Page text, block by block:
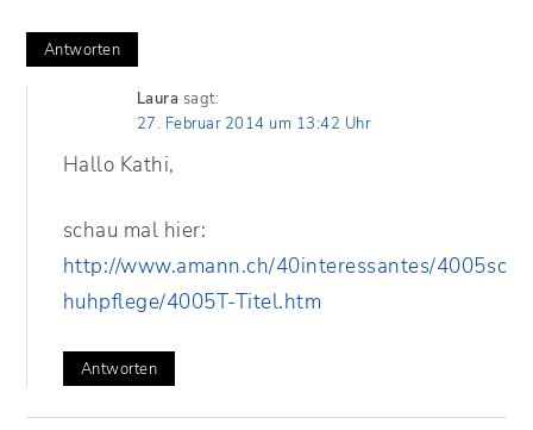
Antworten
Laura sagt:
27. Februar 2014 um 13:42 Uhr
Hallo Kathi,
schau mal hier:
http://www.amann.ch/40interessantes/4005sc
huhpflege/4005T-Titel.htm
Antworten